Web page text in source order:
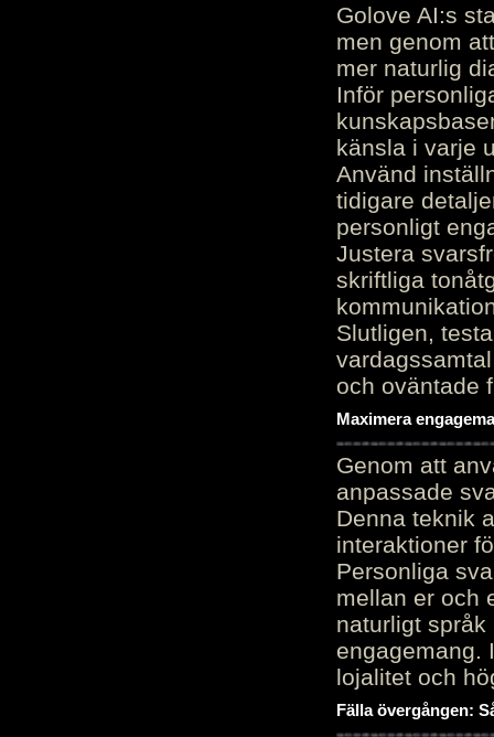
Golove AI:s
men genom
mer naturlig
Inför
känsla i varje
Använd
tidigare
personligt
Justera
skriftliga
Slutligen,
och oväntade
Maximera
Genom att
anpassade
Denna teknik
interaktioner
Personliga
mellan er och
naturligt
engagemang.
lojalitet och
Fälla övergången: